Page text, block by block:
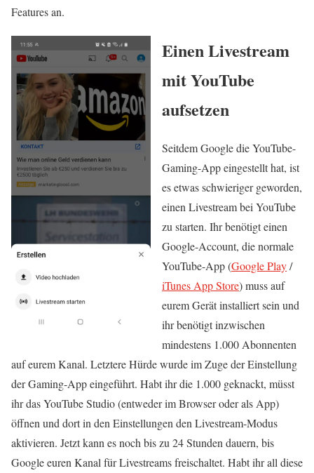
Features an.
Einen Livestream
mit YouTube
aufsetzen
Seitdem Google die YouTube-
Gaming-App eingestellt hat, ist
es etwas schwieriger geworden,
einen Livestream bei YouTube
zu starten. Ihr benötigt einen
Google-Account, die normale
YouTube-App (Google Play/
iTunes App Store) muss auf
eurem Gerät installiert sein und
ihr benötigt inzwischen
mindestens 1.000 Abonnenten
auf eurem Kanal. Letztere Hürde wurde im Zuge der Einstellung
der Gaming-App eingeführt. Habt ihr die 1.000 geknackt, müsst
ihr das YouTube Studio (entweder im Browser oder als App)
öffnen und dort in den Einstellungen den Livestream-Modus
aktivieren. Jetzt kann es noch bis zu 24 Stunden dauern, bis
Google euren Kanal für Livestreams freischaltet. Habt ihr all diese